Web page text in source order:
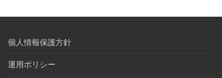
個人情報保護方針
運用ポリシー